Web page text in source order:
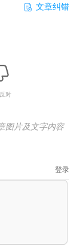
文章纠错
对
图片及文字内容
登录